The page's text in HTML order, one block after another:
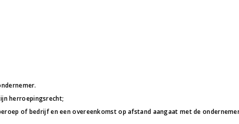
herroepingsrecht;
of bedrijf en een overeenkomst op afstand aangaat met de